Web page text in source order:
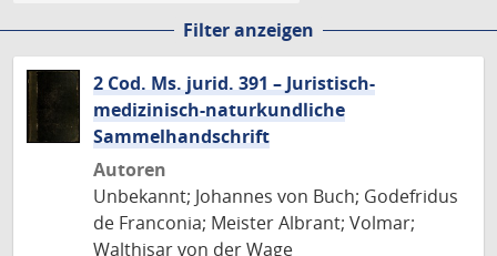
Filter anzeigen
2 Cod. Ms. jurid. 391 – Juristisch-
medizinisch-naturkundliche
Sammelhandschrift
Autoren
Unbekannt; Johannes von Buch; Godefridus
de Franconia; Meister Albrant; Volmar;
Walthisar von der Wage